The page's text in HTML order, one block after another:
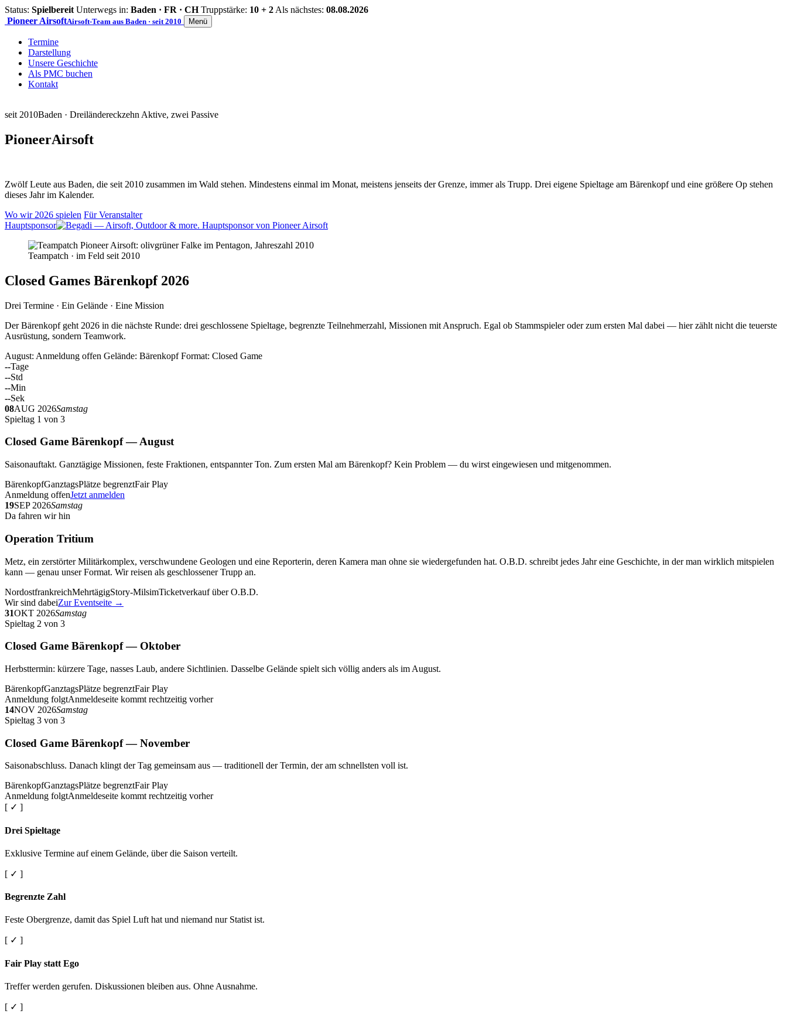
Status: Spielbereit Unterwegs in: Baden · FR · CH Truppstärke: 10 + 2 Als nächstes: 08.08.2026
Pioneer AirsoftAirsoft-Team aus Baden · seit 2010 Menü
Termine
Darstellung
Unsere Geschichte
Als PMC buchen
Kontakt
seit 2010Baden · Dreiländereckzehn Aktive, zwei Passive
PioneerAirsoft
Zwölf Leute aus Baden, die seit 2010 zusammen im Wald stehen. Mindestens einmal im Monat, meistens jenseits der Grenze, immer als Trupp. Drei eigene Spieltage am Bärenkopf und eine größere Op stehen
dieses Jahr im Kalender.
Wo wir 2026 spielen Für Veranstalter
Hauptsponsor
Teampatch · im Feld seit 2010
Closed Games Bärenkopf 2026
Drei Termine · Ein Gelände · Eine Mission
Der Bärenkopf geht 2026 in die nächste Runde: drei geschlossene Spieltage, begrenzte Teilnehmerzahl, Missionen mit Anspruch. Egal ob Stammspieler oder zum ersten Mal dabei — hier zählt nicht die teuerste
Ausrüstung, sondern Teamwork.
August: Anmeldung offen Gelände: Bärenkopf Format: Closed Game
--Tage
--Std
--Min
--Sek
08AUG 2026Samstag
Spieltag 1 von 3
Closed Game Bärenkopf — August
Saisonauftakt. Ganztägige Missionen, feste Fraktionen, entspannter Ton. Zum ersten Mal am Bärenkopf? Kein Problem — du wirst eingewiesen und mitgenommen.
BärenkopfGanztagsPlätze begrenztFair Play
Anmeldung offenJetzt anmelden
19SEP 2026Samstag
Da fahren wir hin
Operation Tritium
Metz, ein zerstörter Militärkomplex, verschwundene Geologen und eine Reporterin, deren Kamera man ohne sie wiedergefunden hat. O.B.D. schreibt jedes Jahr eine Geschichte, in der man wirklich mitspielen
kann — genau unser Format. Wir reisen als geschlossener Trupp an.
NordostfrankreichMehrtägigStory-MilsimTicketverkauf über O.B.D.
Wir sind dabeiZur Eventseite →
31OKT 2026Samstag
Spieltag 2 von 3
Closed Game Bärenkopf — Oktober
Herbsttermin: kürzere Tage, nasses Laub, andere Sichtlinien. Dasselbe Gelände spielt sich völlig anders als im August.
BärenkopfGanztagsPlätze begrenztFair Play
Anmeldung folgtAnmeldeseite kommt rechtzeitig vorher
14NOV 2026Samstag
Spieltag 3 von 3
Closed Game Bärenkopf — November
Saisonabschluss. Danach klingt der Tag gemeinsam aus — traditionell der Termin, der am schnellsten voll ist.
BärenkopfGanztagsPlätze begrenztFair Play
Anmeldung folgtAnmeldeseite kommt rechtzeitig vorher
[ ✓ ]
Drei Spieltage
Exklusive Termine auf einem Gelände, über die Saison verteilt.
[ ✓ ]
Begrenzte Zahl
Feste Obergrenze, damit das Spiel Luft hat und niemand nur Statist ist.
[ ✓ ]
Fair Play statt Ego
Treffer werden gerufen. Diskussionen bleiben aus. Ohne Ausnahme.
[ ✓ ]